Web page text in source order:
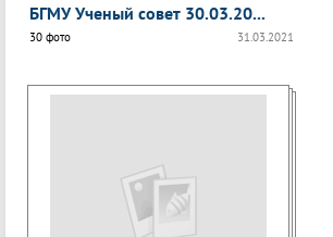
БГМУ Ученый совет 30.03.20...
31.03.2021
30 фото